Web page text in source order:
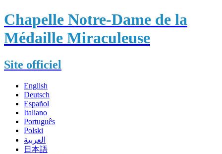
Chapelle Notre-Dame de la
Médaille Miraculeuse
Site officiel
English
Deutsch
Español
Italiano
Português
Polski
العربية
日本語